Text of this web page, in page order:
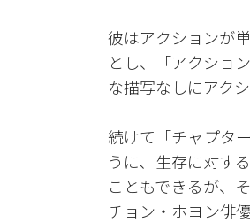
彼はアクションが
とし、「アクショ
な描写なしにアク
続けて「チャプタ
うに、生存に対す
こともできるが、
チョン・ホヨン俳